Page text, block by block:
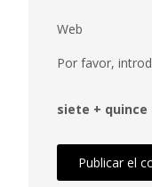
Web
Por favor,
siete + quince